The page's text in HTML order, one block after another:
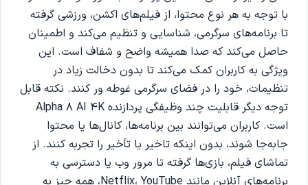
با توجه به هر نوع محتوا، از فیلم‌های اکشن، ورزشی گرفته
تا برنامه‌های سرگرمی، شناسایی و تنظیم می‌کند و اطمینان
حاصل می‌کند که صدا همیشه واضح و شفاف است. این
ویژگی به کاربران کمک می‌کند تا بدون دخالت زیاد در
تنظیمات، خود را در فضای سرگرمی غوطه ور کنند. نکته قابل
توجه دیگر قابلیت چند وظیفگی پردازنده Alpha 8 AI 4K
است. کاربران می‌توانند بین برنامه‌ها، کانال‌ها یا محتوا
جابه‌جا شوند، بدون اینکه تاخیر یا تأخیر را تجربه کنند. از
تماشای فیلم، بازی‌ها گرفته تا مرور وب یا دسترسی به
برنامه‌های آنلاین مانند Netflix، YouTube، همه چیز به